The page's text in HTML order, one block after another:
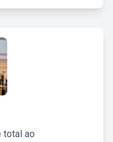
total ao